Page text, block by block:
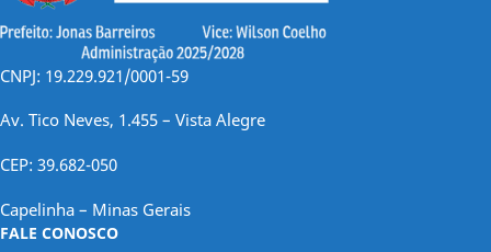
CNPJ: 19.229.921/0001-59
Av. Tico Neves, 1.455 – Vista Alegre
CEP: 39.682-050
Capelinha – Minas Gerais
FALE CONOSCO